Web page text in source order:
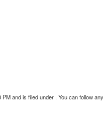
and is filed under . You can follow